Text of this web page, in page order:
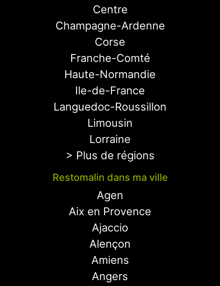
Centre
Champagne-Ardenne
Corse
Franche-Comté
Haute-Normandie
Ile-de-France
Languedoc-Roussillon
Limousin
Lorraine
> Plus de régions
Restomalin dans ma ville
Agen
Aix en Provence
Ajaccio
Alençon
Amiens
Angers